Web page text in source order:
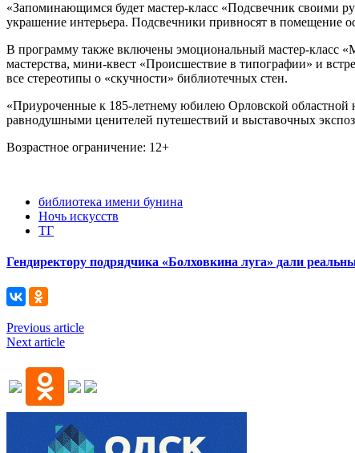
«Запоминающимся будет мастер-класс «Подсвечник своими
украшение интерьера. Подсвечники привносят в помещение
В программу также включены эмоциональный мастер-класс
мастерства, мини-квест «Происшествие в типографии» и
все стереотипы о «скучности» библиотечных стен.
«Приуроченные к 185-летнему юбилею Орловской областной
равнодушными ценителей путешествий и выставочных
Возрастное ограничение: 12+
библиотека имени бунина
Ночь искусств
ТГ
Гендиректору подрядчика «Болховкина луга» дали
Previous article
Next article